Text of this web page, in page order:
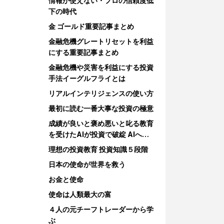
下の時代
金 ゴールド重要記事まとめ
金融危機グレートリセットを利益
にする重要記事まとめ
金融危機や災害を利益にする投資
手法イーグルフライとは
リアルインテリジェンスの使い方
最初に読む一番大事な投資の極意
成績が良いと褒め悪いと叱る教育
を受けたAIが投資で破綻 AIへの
教育
理想の投資教育 投資知識５段階
日本の使命が世界を救う
お金と使命
使命は人類最大の富
４人の元チーフトレーダーから学
ぶ